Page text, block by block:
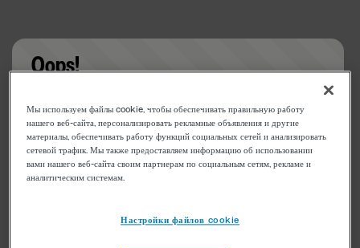
Oops!
Something went wrong. Please try refreshing the
app
Мы используем файлы cookie, чтобы обеспечивать правильную работу
нашего веб-сайта, персонализировать рекламные объявления и другие
материалы, обеспечивать работу функций социальных сетей и анализировать
сетевой трафик. Мы также предоставляем информацию об использовании
вами нашего веб-сайта своим партнерам по социальным сетям, рекламе и
аналитическим системам.
Настройки файлов cookie